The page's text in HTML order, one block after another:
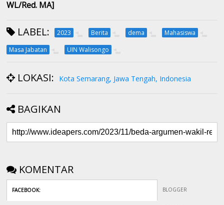
WL/Red. MA]
LABEL: 2023 Berita dema
Mahasiswa
Masa Jabatan
UIN Walisongo
LOKASI: Kota Semarang, Jawa Tengah, Indonesia
BAGIKAN
KOMENTAR
FACEBOOK: BLOGGER